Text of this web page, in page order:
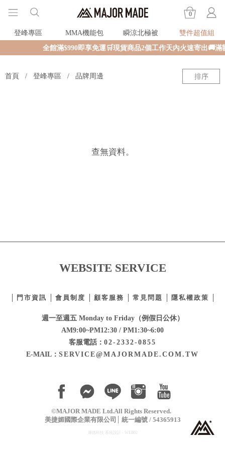
0
登峰專區 MMA機能包 瞬涼北極被
雙件超值組
全館滿$990即享免運🛒現貨商品2個工作天內火速寄出🚚滿
首頁 登峰專區 品牌周邊 排序
查無資料。
WEBSITE SERVICE
門市資訊 會員制度 顧客服務 常見問題 隱私權政策
週一至週五 Monday to Friday（例假日公休）
AM9:00~PM12:30 / PM1:30~6:00
客服電話： 02-2332-0855
E-MAIL： SERVICE@MAJORMADE.COM.TW
©MAJOR MADE Ltd.All Rights Reserved.
美捷媚國際企業有限公司
統一編號 / 54365913
康德科技 系統設計 - WEB02